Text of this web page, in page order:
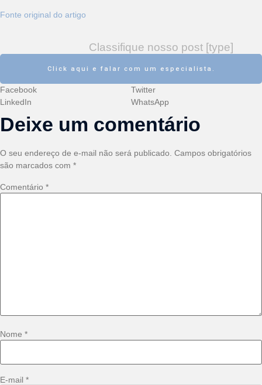
Fonte original do artigo
Classifique nosso post [type]
Click aqui e falar com um especialista.
Facebook
Twitter
LinkedIn
WhatsApp
Deixe um comentário
O seu endereço de e-mail não será publicado. Campos obrigatórios
são marcados com *
Comentário *
Nome *
E-mail *